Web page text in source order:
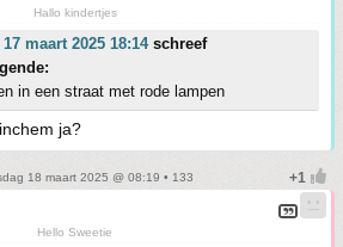
Hallo kindertjes
maart 2025 18:14schreef
in een straat met rode lampen
ja?
18 maart 2025 @ 08:19 • 133
Hello Sweetie